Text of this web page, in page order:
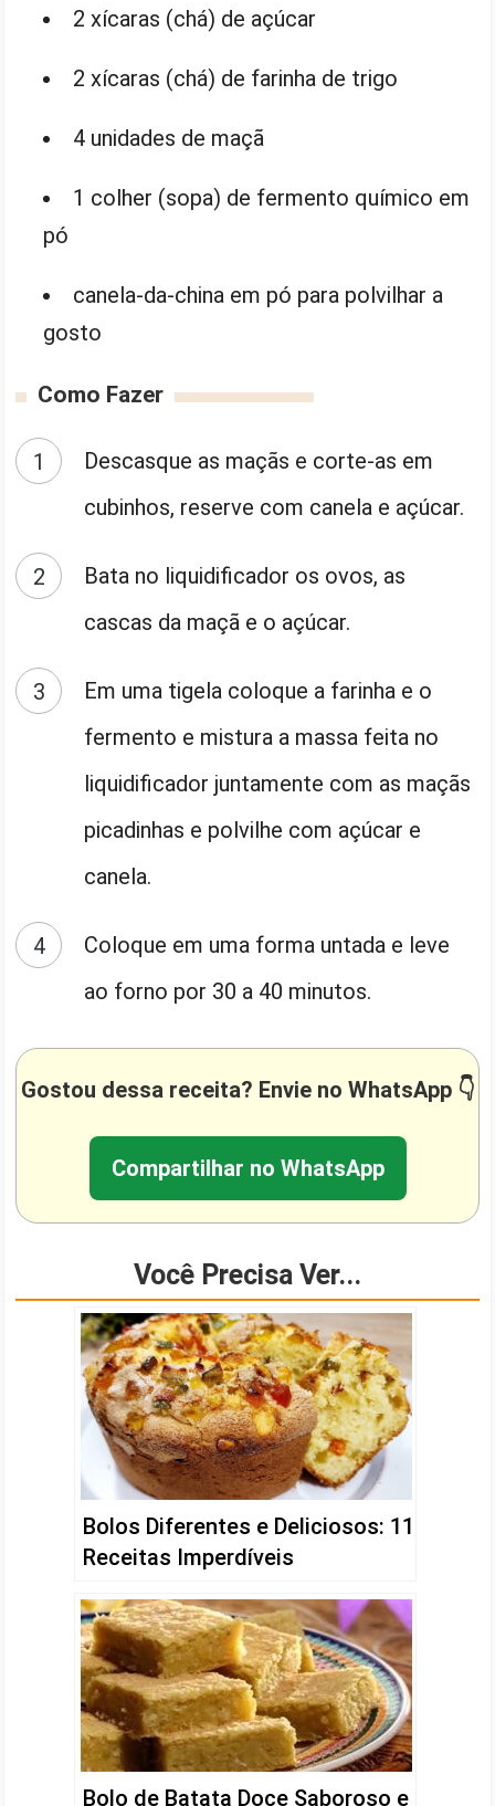
2 xícaras (chá) de açúcar
2 xícaras (chá) de farinha de trigo
4 unidades de maçã
1 colher (sopa) de fermento químico em
pó
canela-da-china em pó para polvilhar a
gosto
Como Fazer
Descasque as maçãs e corte-as em
cubinhos, reserve com canela e açúcar.
Bata no liquidificador os ovos, as
cascas da maçã e o açúcar.
Em uma tigela coloque a farinha e o
fermento e mistura a massa feita no
liquidificador juntamente com as maçãs
picadinhas e polvilhe com açúcar e
canela.
Coloque em uma forma untada e leve
ao forno por 30 a 40 minutos.
Gostou dessa receita? Envie no WhatsApp 👇
Compartilhar no WhatsApp
Você Precisa Ver...
Bolos Diferentes e Deliciosos: 11
Receitas Imperdíveis
Bolo de Batata Doce Saboroso e